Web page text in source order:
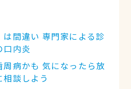
は間違い 専門家による診
口内炎
周病かも 気になったら放
談しよう